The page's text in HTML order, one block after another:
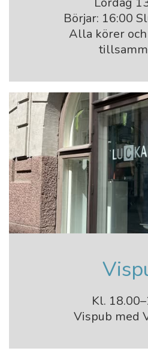
Börjar: 16:00
Alla körer
Kl.
Vispub med